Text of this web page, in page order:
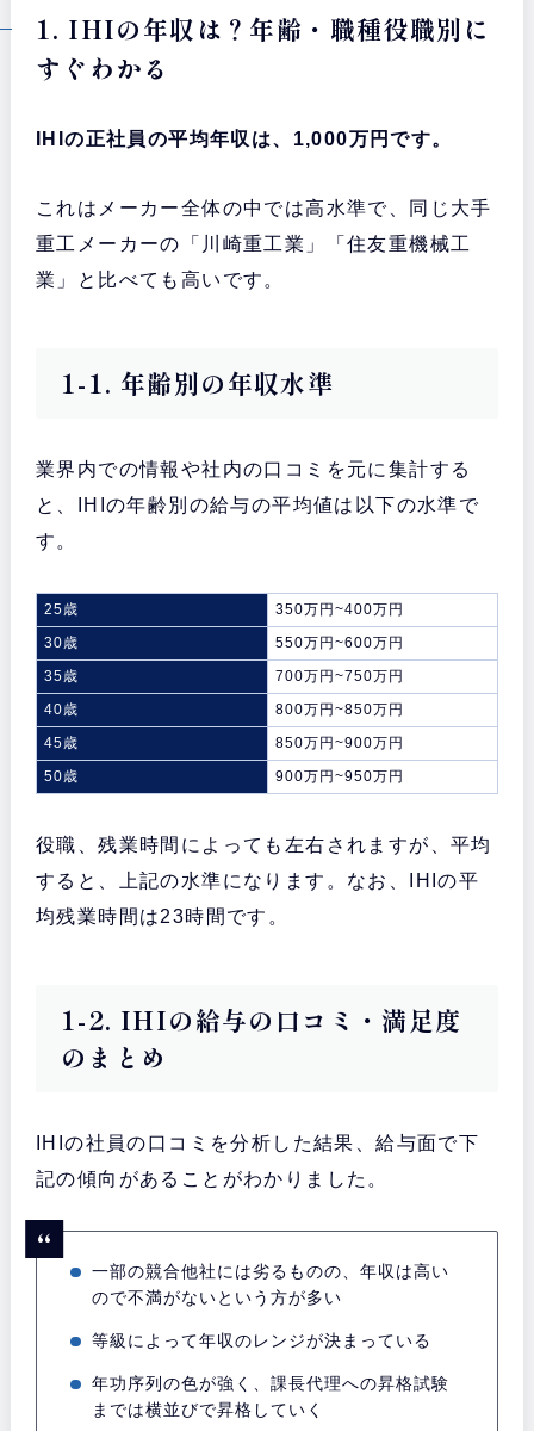
1. IHIの年収は？年齢・職種役職別に
すぐわかる
IHIの正社員の平均年収は、1,000万円です。
これはメーカー全体の中では高水準で、同じ大手
重工メーカーの「川崎重工業」「住友重機械工
業」と比べても高いです。
1-1. 年齢別の年収水準
業界内での情報や社内の口コミを元に集計する
と、IHIの年齢別の給与の平均値は以下の水準で
す。
25歳
350万円~400万円
30歳
550万円~600万円
35歳
700万円~750万円
40歳
800万円~850万円
45歳
850万円~900万円
50歳
900万円~950万円
役職、残業時間によっても左右されますが、平均
すると、上記の水準になります。なお、IHIの平
均残業時間は23時間です。
1-2. IHIの給与の口コミ・満足度
のまとめ
IHIの社員の口コミを分析した結果、給与面で下
記の傾向があることがわかりました。
一部の競合他社には劣るものの、年収は高い
ので不満がないという方が多い
等級によって年収のレンジが決まっている
年功序列の色が強く、課長代理への昇格試験
までは横並びで昇格していく